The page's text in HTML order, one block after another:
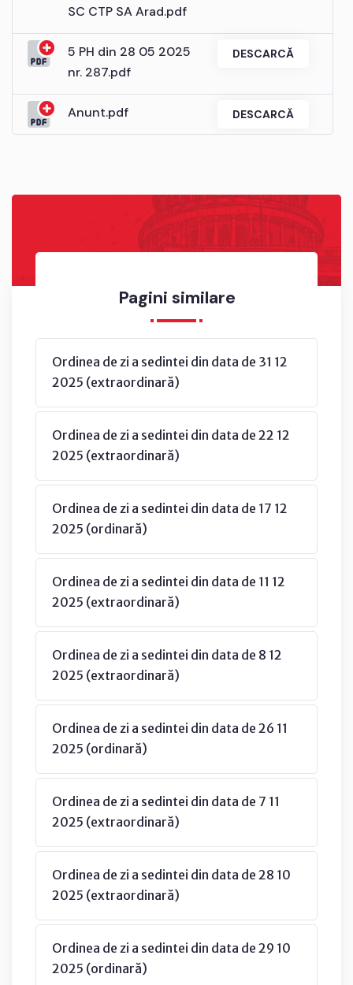
Pagini similare
Ordinea de zi a sedintei din data de 31 12
2025 (extraordinară)
Ordinea de zi a sedintei din data de 22 12
2025 (extraordinară)
Ordinea de zi a sedintei din data de 17 12
2025 (ordinară)
Ordinea de zi a sedintei din data de 11 12
2025 (extraordinară)
Ordinea de zi a sedintei din data de 8 12
2025 (extraordinară)
Ordinea de zi a sedintei din data de 26 11
2025 (ordinară)
Ordinea de zi a sedintei din data de 7 11
2025 (extraordinară)
Ordinea de zi a sedintei din data de 28 10
2025 (extraordinară)
Ordinea de zi a sedintei din data de 29 10
2025 (ordinară)
SC CTP SA Arad.pdf
5 PH din 28 05 2025
nr. 287.pdf
DESCARCĂ
Anunt.pdf DESCARCĂ